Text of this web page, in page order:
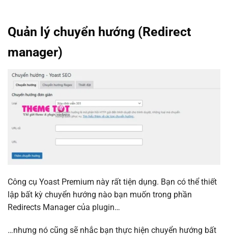
Quản lý chuyển hướng (Redirect
manager)
Công cụ Yoast Premium này rất tiện dụng. Bạn có thể thiết
lập bất kỳ chuyển hướng nào bạn muốn trong phần
Redirects Manager của plugin…
…nhưng nó cũng sẽ nhắc bạn thực hiện chuyển hướng bất